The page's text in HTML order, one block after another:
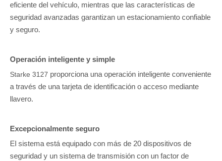
eficiente del vehículo, mientras que las características de
seguridad avanzadas garantizan un estacionamiento confiable
y seguro.
Operación inteligente y simple
Starke 3127 proporciona una operación inteligente conveniente
a través de una tarjeta de identificación o acceso mediante
llavero.
Excepcionalmente seguro
El sistema está equipado con más de 20 dispositivos de
seguridad y un sistema de transmisión con un factor de